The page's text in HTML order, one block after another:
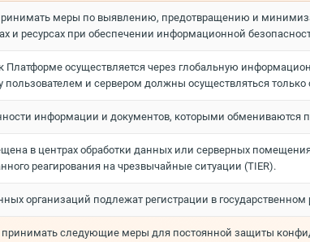
меры по выявлению, предотвращению и
и ресурсах при обеспечении информационной
Платформе осуществляется через глобальную
и сервером должны осуществляться
информации и документов, которыми
в центрах обработки данных или серверных
реагирования на чрезвычайные ситуации (TIER).
организаций подлежат регистрации в
следующие меры для постоянной защиты